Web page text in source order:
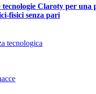
Claroty per una
fisici senza pari
tecnologica